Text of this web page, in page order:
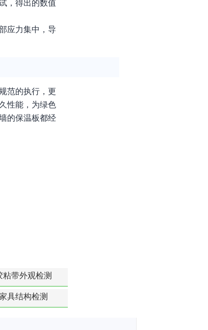
，得出的数值
应力集中，导
范的执行，更
性能，为绿色
的保温板都经
粘带外观检测
具结构检测